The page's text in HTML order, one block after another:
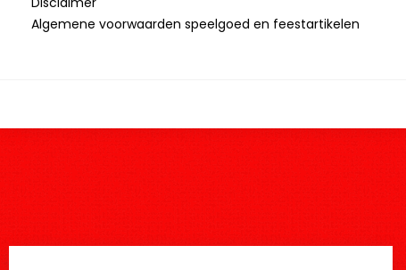
Algemene voorwaarden speelgoed en feestartikelen